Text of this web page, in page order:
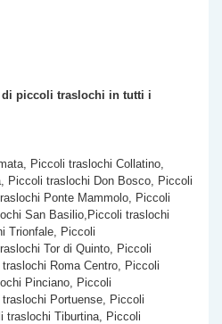
piccoli traslochi in tutti i
Piccoli traslochi Collatino,
Piccoli traslochi Don Bosco, Piccoli
Ponte Mammolo, Piccoli
San Basilio,Piccoli traslochi
Trionfale, Piccoli
Tor di Quinto, Piccoli
Roma Centro, Piccoli
Pinciano, Piccoli
Portuense, Piccoli
traslochi Tiburtina, Piccoli